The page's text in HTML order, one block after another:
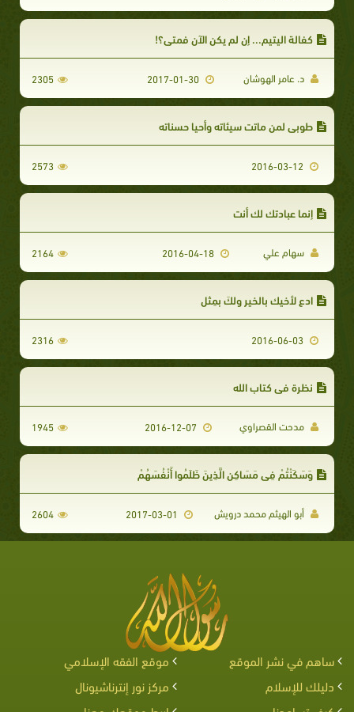
كفالة اليتيم... إن لم يكن الآن فمتى؟!
د. عامر الهوشان 2305
طوبى لمن ماتت سيئاته وأحيا حسناته
2573
إنما عبادتك لك أنت
سهام علي 2164
ادع لأخيك بالخير ولكَ بمِثل
2316
نظرة في كتاب الله
مدحت القصراوي 1945
وَسَكَنْتُمْ فِي مَسَاكِنِ الَّذِينَ ظَلَمُوا أَنْفُسَهُمْ
أبو الهيثم محمد درويش 2604
ساهم في نشر الموقع
موقع الفقه الإسلامي
دليلك للإسلام
مركز نور إنترناشيونال